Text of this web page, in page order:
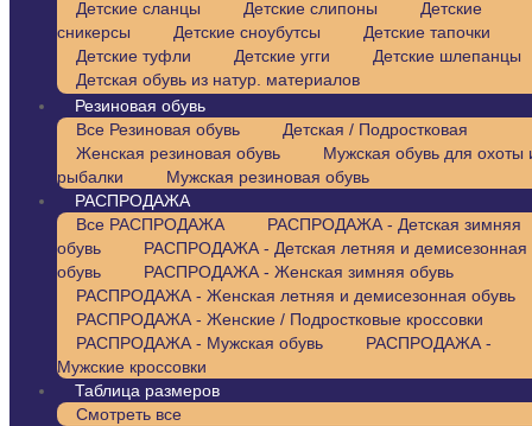
Детские сланцы
Детские слипоны
Детские
сникерсы
Детские сноубутсы
Детские тапочки
Детские туфли
Детские угги
Детские шлепанцы
Детская обувь из натур. материалов
Резиновая обувь
Все Резиновая обувь
Детская / Подростковая
Женская резиновая обувь
Мужская обувь для охоты
рыбалки
Мужская резиновая обувь
РАСПРОДАЖА
Все РАСПРОДАЖА
РАСПРОДАЖА - Детская зимняя
обувь
РАСПРОДАЖА - Детская летняя и демисезонная
обувь
РАСПРОДАЖА - Женская зимняя обувь
РАСПРОДАЖА - Женская летняя и демисезонная обувь
РАСПРОДАЖА - Женские / Подростковые кроссовки
РАСПРОДАЖА - Мужская обувь
РАСПРОДАЖА -
Мужские кроссовки
Таблица размеров
Смотреть все